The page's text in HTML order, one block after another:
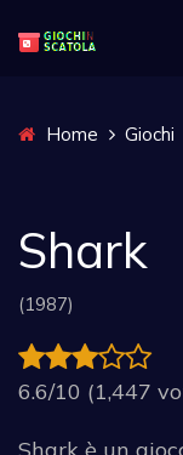
Home Giochi
Shark
(1987)
6.6/10 (1,447
Shark è un